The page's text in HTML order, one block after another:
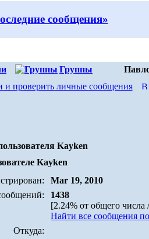
сообщения»
Группы
и проверить личные сообщения
Kayken
Kayken
Mar 19, 2010
1438
[2.24% от общего
Найти все сообщения
Откуда: